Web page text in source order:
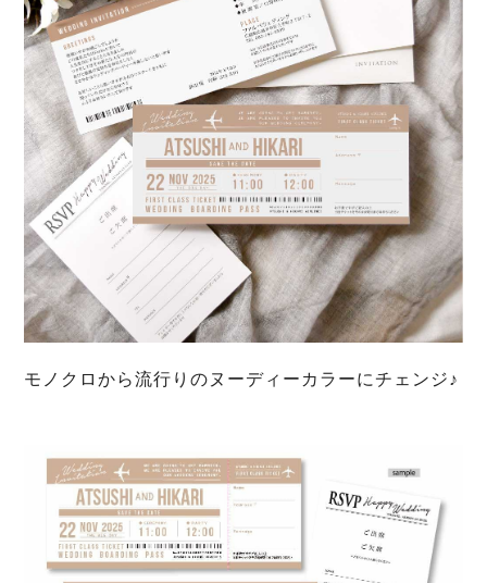
モノクロから流行りのヌーディーカラーにチェンジ♪